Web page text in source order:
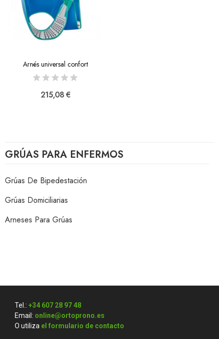
GRÚAS PARA ENFERMOS
Grúas De Bipedestación
Grúas Domiciliarias
Arneses Para Grúas
Arnés universal confort
215,08 €
Tel.: +34 607 28 97 48
Email: online@ortoprono.es
O utiliza el formulario de contacto